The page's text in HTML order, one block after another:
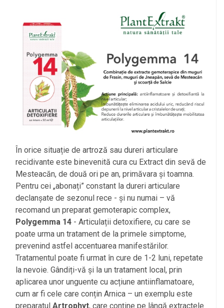
În orice situație de artroză sau dureri articulare
recidivante este binevenită cura cu Extract din sevă de
Mesteacăn, de două ori pe an, primăvara și toamna.
Pentru cei „abonați” constant la dureri articulare
declanșate de sezonul rece - și nu numai – vă
recomand un preparat gemoterapic complex,
Polygemma 14 - Articulații detoxifiere, cu care se
poate urma un tratament de la primele simptome,
prevenind astfel accentuarea manifestărilor.
Tratamentul poate fi urmat în cure de 1-2 luni, repetate
la nevoie. Gândiți-vă și la un tratament local, prin
aplicarea unor unguente cu acțiune antiinflamatoare,
cum ar fi cele care conțin Arnica – un exemplu este
preparatul Artrophyt, care conține pe lângă extractele